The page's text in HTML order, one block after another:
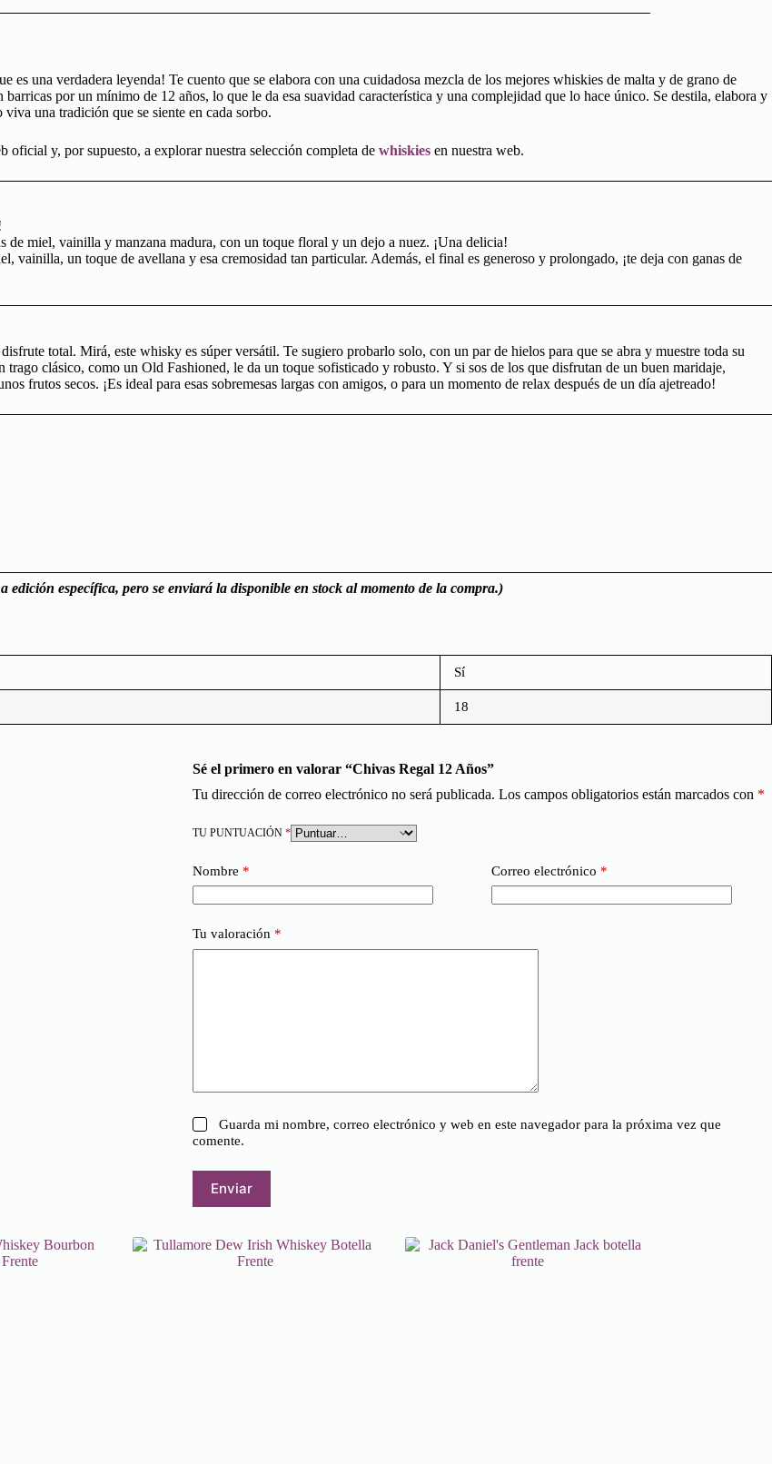
es una verdadera leyenda! Te cuento que se elabora con una cuidadosa mezcla de los mejores whiskies de malta y de grano de
por un mínimo de 12 años, lo que le da esa suavidad característica y una complejidad que lo hace único. Se destila, elabora y
una tradición que se siente en cada sorbo.
oficial y, por supuesto, a explorar nuestra selección completa de whiskies en nuestra web.
de miel, vainilla y manzana madura, con un toque floral y un dejo a nuez. ¡Una delicia!
vainilla, un toque de avellana y esa cremosidad tan particular. Además, el final es generoso y prolongado, ¡te deja con ganas de
total. Mirá, este whisky es súper versátil. Te sugiero probarlo solo, con un par de hielos para que se abra y muestre toda su
clásico, como un Old Fashioned, le da un toque sofisticado y robusto. Y si sos de los que disfrutan de un buen maridaje,
frutos secos. ¡Es ideal para esas sobremesas largas con amigos, o para un momento de relax después de un día ajetreado!
específica, pero se enviará la disponible en stock al momento de la compra.)
Sí
18
Sé el primero en valorar “Chivas Regal 12 Años”
Tu dirección de correo electrónico no será publicada. Los campos obligatorios están marcados con *
TU PUNTUACIÓN *
Nombre * Correo electrónico *
Tu valoración *
Guarda mi nombre, correo electrónico y web en este navegador para la próxima vez que
comente.
Enviar